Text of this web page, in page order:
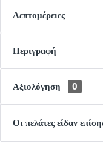
Λεπτομέρειες
Περιγραφή
Αξιολόγηση 0
Οι πελάτες είδαν